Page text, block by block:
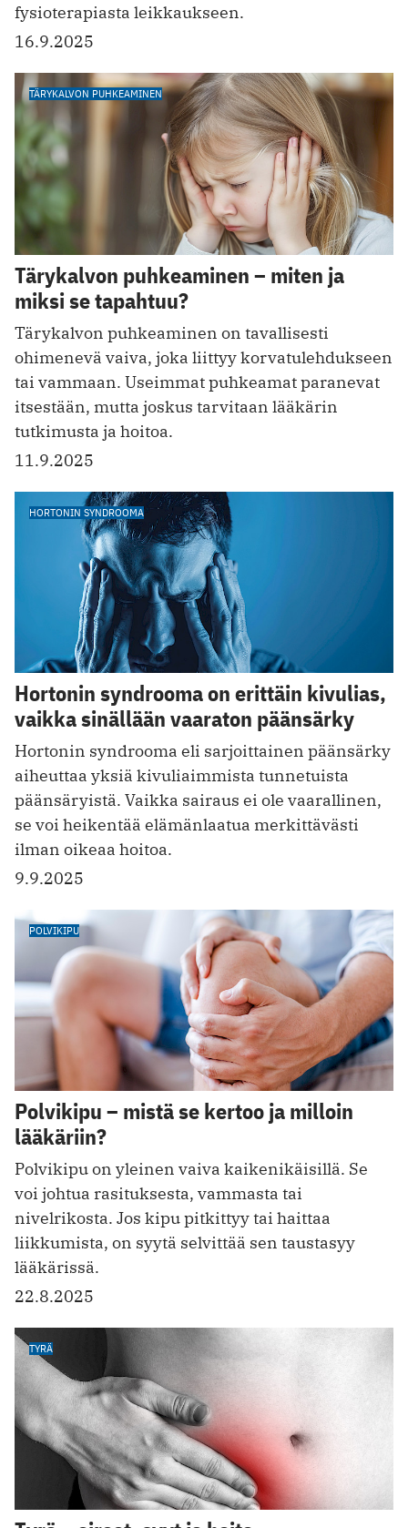
fysioterapiasta leikkaukseen.
16.9.2025
TÄRYKALVON PUHKEAMINEN
Tärykalvon puhkeaminen – miten ja
miksi se tapahtuu?
Tärykalvon puhkeaminen on tavallisesti
ohimenevä vaiva, joka liittyy korvatulehdukseen
tai vammaan. Useimmat puhkeamat paranevat
itsestään, mutta joskus tarvitaan lääkärin
tutkimusta ja hoitoa.
11.9.2025
HORTONIN SYNDROOMA
Hortonin syndrooma on erittäin kivulias,
vaikka sinällään vaaraton päänsärky
Hortonin syndrooma eli sarjoittainen päänsärky
aiheuttaa yksiä kivuliaimmista tunnetuista
päänsäryistä. Vaikka sairaus ei ole vaarallinen,
se voi heikentää elämänlaatua merkittävästi
ilman oikeaa hoitoa.
9.9.2025
POLVIKIPU
Polvikipu – mistä se kertoo ja milloin
lääkäriin?
Polvikipu on yleinen vaiva kaikenikäisillä. Se
voi johtua rasituksesta, vammasta tai
nivelrikosta. Jos kipu pitkittyy tai haittaa
liikkumista, on syytä selvittää sen taustasyy
lääkärissä.
22.8.2025
TYRÄ